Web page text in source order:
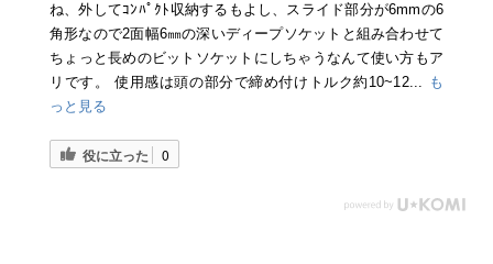
ね、外してｺﾝﾊﾟｸﾄ収納するもよし、スライド部分が6mmの6
角形なので2面幅6㎜の深いディープソケットと組み合わせて
ちょっと長めのビットソケットにしちゃうなんて使い方もア
リです。 使用感は頭の部分で締め付けトルク約10~12... も
っと見る
役に立った 0